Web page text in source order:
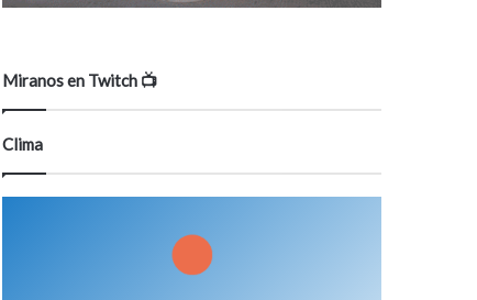
Miranos en Twitch 📺
Clima